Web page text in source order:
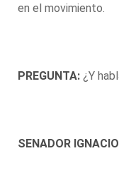
en el movimiento.
PREGUNTA: ¿Y
SENADOR